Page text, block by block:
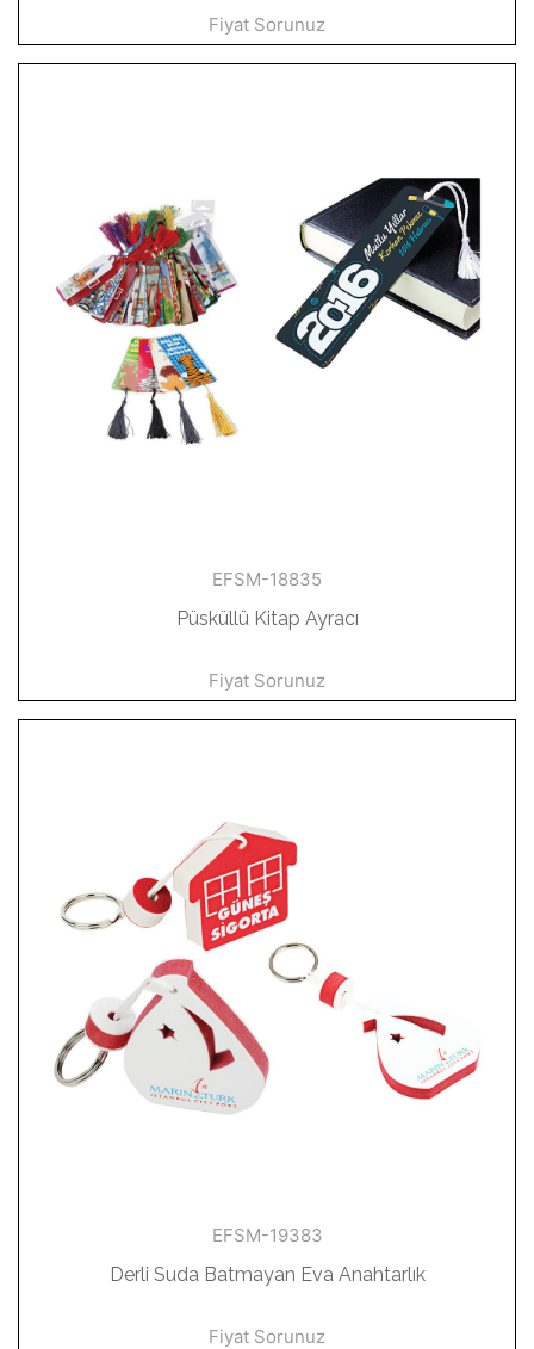
Fiyat Sorunuz
EFSM-18835
Püsküllü Kitap Ayracı
Fiyat Sorunuz
EFSM-19383
Derli Suda Batmayan Eva Anahtarlık
Fiyat Sorunuz